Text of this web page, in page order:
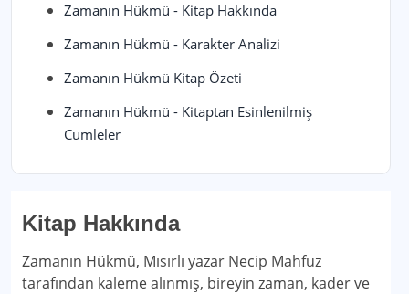
Zamanın Hükmü - Kitap Hakkında
Zamanın Hükmü - Karakter Analizi
Zamanın Hükmü Kitap Özeti
Zamanın Hükmü - Kitaptan Esinlenilmiş
Cümleler
Kitap Hakkında
Zamanın Hükmü, Mısırlı yazar Necip Mahfuz
tarafından kaleme alınmış, bireyin zaman, kader ve